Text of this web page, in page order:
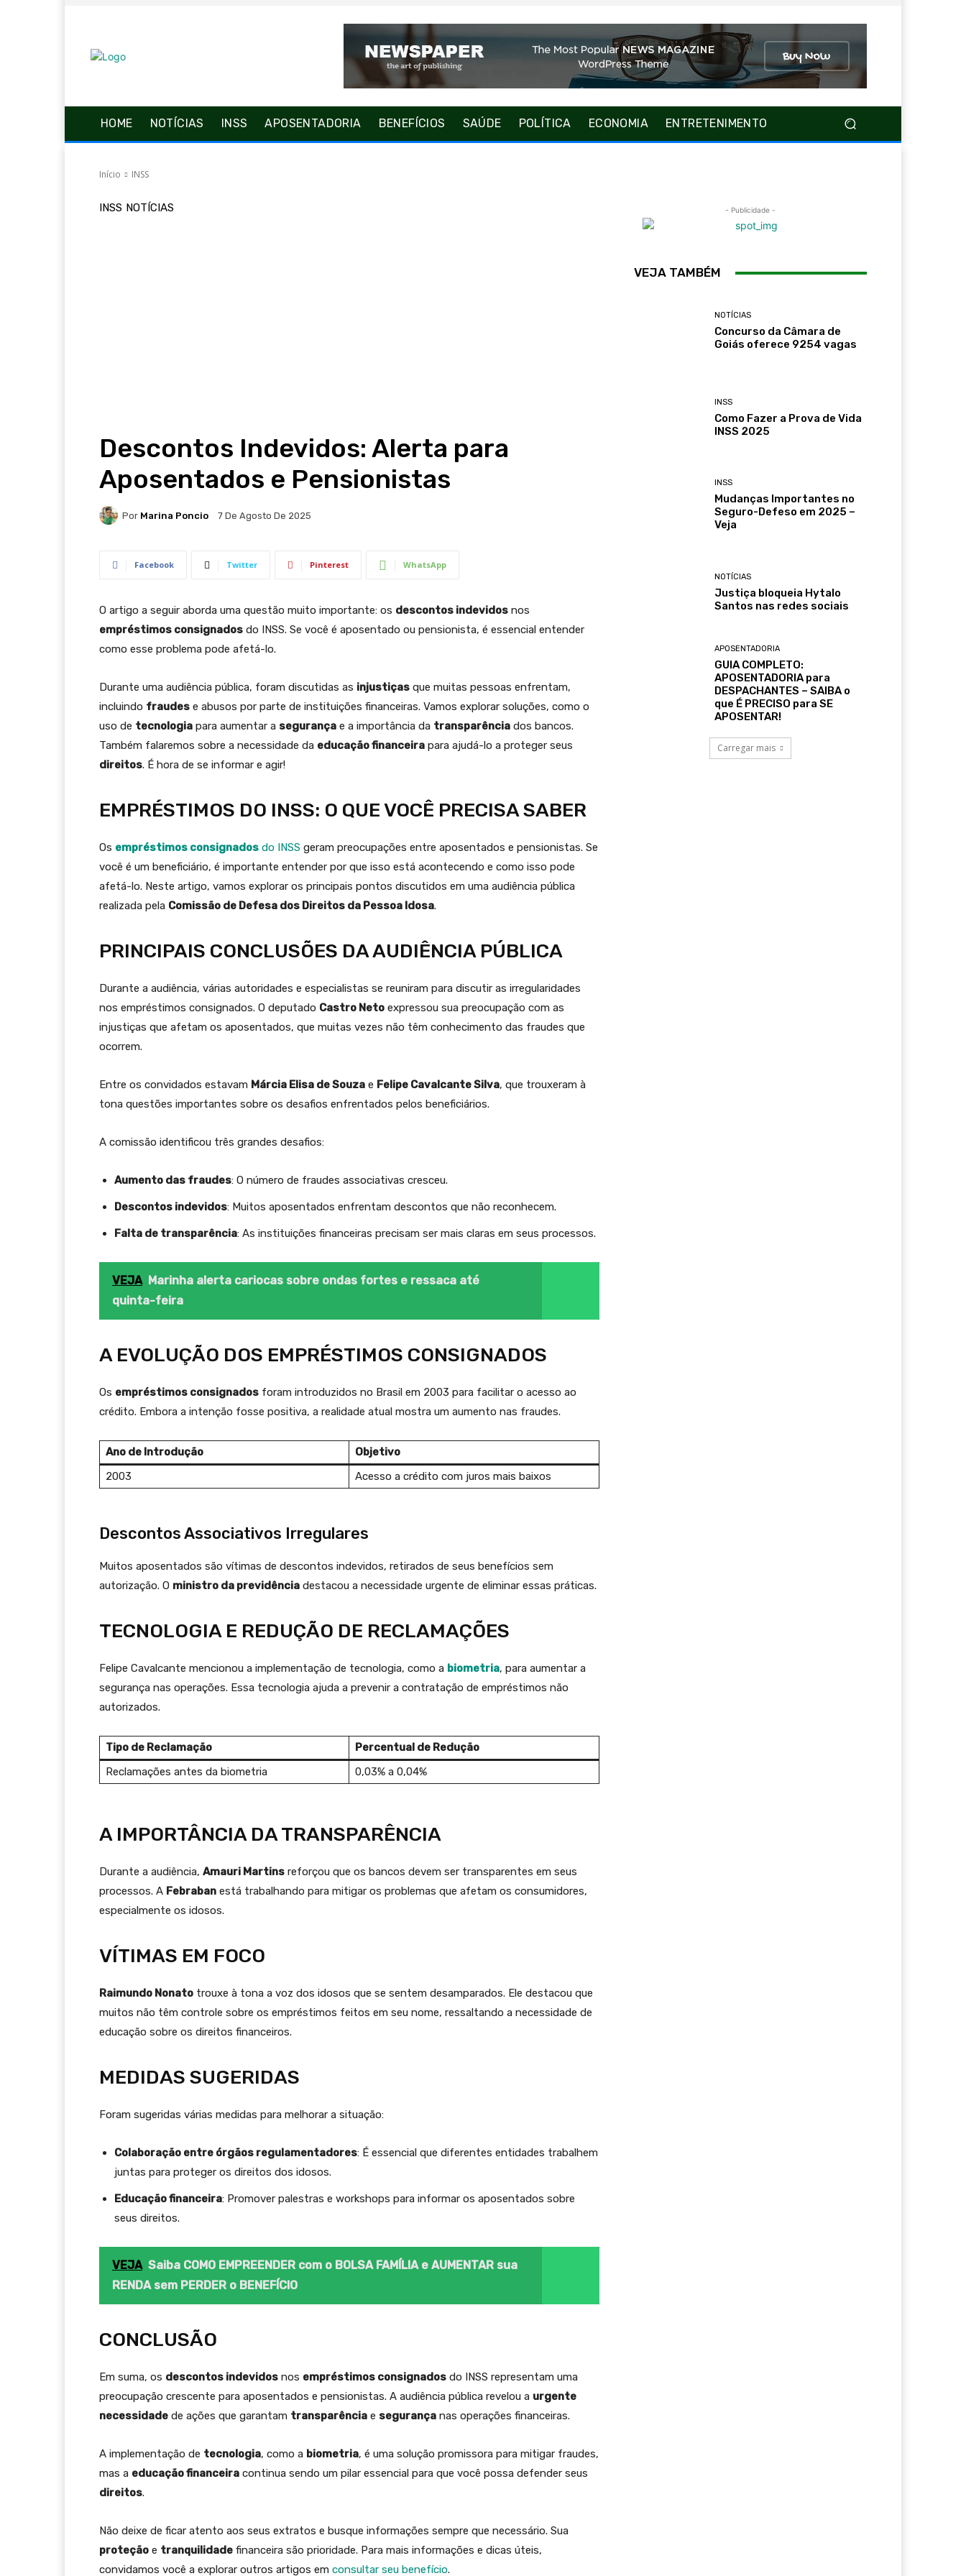
HOME NOTÍCIAS INSS APOSENTADORIA BENEFÍCIOS SAÚDE POLÍTICA ECONOMIA ENTRETENIMENTO
Início INSS
INSS NOTÍCIAS
Descontos Indevidos: Alerta para
Aposentados e Pensionistas
Por Marina Poncio 7 De Agosto De 2025
Facebook Twitter Pinterest WhatsApp
O artigo a seguir aborda uma questão muito importante: os descontos indevidos nos
empréstimos consignados do INSS. Se você é aposentado ou pensionista, é essencial entender
como esse problema pode afetá-lo.
Durante uma audiência pública, foram discutidas as injustiças que muitas pessoas enfrentam,
incluindo fraudes e abusos por parte de instituições financeiras. Vamos explorar soluções, como o
uso de tecnologia para aumentar a segurança e a importância da transparência dos bancos.
Também falaremos sobre a necessidade da educação financeira para ajudá-lo a proteger seus
direitos. É hora de se informar e agir!
EMPRÉSTIMOS DO INSS: O QUE VOCÊ PRECISA SABER
Os empréstimos consignados do INSS geram preocupações entre aposentados e pensionistas. Se
você é um beneficiário, é importante entender por que isso está acontecendo e como isso pode
afetá-lo. Neste artigo, vamos explorar os principais pontos discutidos em uma audiência pública
realizada pela Comissão de Defesa dos Direitos da Pessoa Idosa.
PRINCIPAIS CONCLUSÕES DA AUDIÊNCIA PÚBLICA
Durante a audiência, várias autoridades e especialistas se reuniram para discutir as irregularidades
nos empréstimos consignados. O deputado Castro Neto expressou sua preocupação com as
injustiças que afetam os aposentados, que muitas vezes não têm conhecimento das fraudes que
ocorrem.
Entre os convidados estavam Márcia Elisa de Souza e Felipe Cavalcante Silva, que trouxeram à
tona questões importantes sobre os desafios enfrentados pelos beneficiários.
A comissão identificou três grandes desafios:
Aumento das fraudes: O número de fraudes associativas cresceu.
Descontos indevidos: Muitos aposentados enfrentam descontos que não reconhecem.
Falta de transparência: As instituições financeiras precisam ser mais claras em seus processos.
VEJA Marinha alerta cariocas sobre ondas fortes e ressaca até
quinta-feira
A EVOLUÇÃO DOS EMPRÉSTIMOS CONSIGNADOS
Os empréstimos consignados foram introduzidos no Brasil em 2003 para facilitar o acesso ao
crédito. Embora a intenção fosse positiva, a realidade atual mostra um aumento nas fraudes.
Ano de Introdução
Objetivo
2003
Acesso a crédito com juros mais baixos
Descontos Associativos Irregulares
Muitos aposentados são vítimas de descontos indevidos, retirados de seus benefícios sem
autorização. O ministro da previdência destacou a necessidade urgente de eliminar essas práticas.
TECNOLOGIA E REDUÇÃO DE RECLAMAÇÕES
Felipe Cavalcante mencionou a implementação de tecnologia, como a biometria, para aumentar a
segurança nas operações. Essa tecnologia ajuda a prevenir a contratação de empréstimos não
autorizados.
Tipo de Reclamação
Percentual de Redução
Reclamações antes da biometria
0,03% a 0,04%
A IMPORTÂNCIA DA TRANSPARÊNCIA
Durante a audiência, Amauri Martins reforçou que os bancos devem ser transparentes em seus
processos. A Febraban está trabalhando para mitigar os problemas que afetam os consumidores,
especialmente os idosos.
VÍTIMAS EM FOCO
Raimundo Nonato trouxe à tona a voz dos idosos que se sentem desamparados. Ele destacou que
muitos não têm controle sobre os empréstimos feitos em seu nome, ressaltando a necessidade de
educação sobre os direitos financeiros.
MEDIDAS SUGERIDAS
Foram sugeridas várias medidas para melhorar a situação:
Colaboração entre órgãos regulamentadores: É essencial que diferentes entidades trabalhem
juntas para proteger os direitos dos idosos.
Educação financeira: Promover palestras e workshops para informar os aposentados sobre
seus direitos.
VEJA Saiba COMO EMPREENDER com o BOLSA FAMÍLIA e AUMENTAR sua
RENDA sem PERDER o BENEFÍCIO
CONCLUSÃO
Em suma, os descontos indevidos nos empréstimos consignados do INSS representam uma
preocupação crescente para aposentados e pensionistas. A audiência pública revelou a urgente
necessidade de ações que garantam transparência e segurança nas operações financeiras.
A implementação de tecnologia, como a biometria, é uma solução promissora para mitigar fraudes,
mas a educação financeira continua sendo um pilar essencial para que você possa defender seus
direitos.
Não deixe de ficar atento aos seus extratos e busque informações sempre que necessário. Sua
proteção e tranquilidade financeira são prioridade. Para mais informações e dicas úteis,
convidamos você a explorar outros artigos em consultar seu benefício.
- Publicidade -
VEJA TAMBÉM
NOTÍCIAS
Concurso da Câmara de
Goiás oferece 9254 vagas
INSS
Como Fazer a Prova de Vida
INSS 2025
INSS
Mudanças Importantes no
Seguro-Defeso em 2025 –
Veja
NOTÍCIAS
Justiça bloqueia Hytalo
Santos nas redes sociais
APOSENTADORIA
GUIA COMPLETO:
APOSENTADORIA para
DESPACHANTES – SAIBA o
que É PRECISO para SE
APOSENTAR!
Carregar mais